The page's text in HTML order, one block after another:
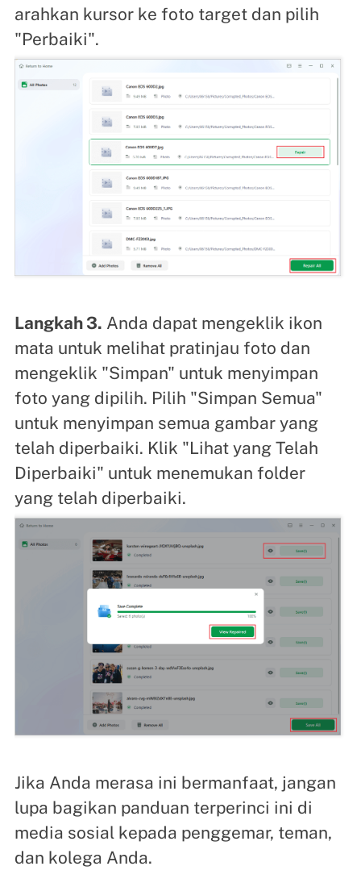
arahkan kursor ke foto target dan pilih
"Perbaiki".
Langkah 3. Anda dapat mengeklik ikon
mata untuk melihat pratinjau foto dan
mengeklik "Simpan" untuk menyimpan
foto yang dipilih. Pilih "Simpan Semua"
untuk menyimpan semua gambar yang
telah diperbaiki. Klik "Lihat yang Telah
Diperbaiki" untuk menemukan folder
yang telah diperbaiki.
Jika Anda merasa ini bermanfaat, jangan
lupa bagikan panduan terperinci ini di
media sosial kepada penggemar, teman,
dan kolega Anda.